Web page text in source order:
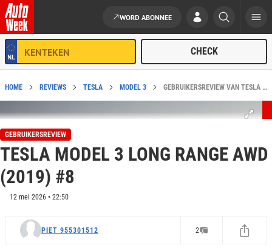
Ga naar de inhoud
WORD ABONNEE
HOME REVIEWS TESLA MODEL 3 GEBRUIKERSREVIEW VAN TESLA MODEL 3 LONG RANGE AWD (2019) #8
GEBRUIKERSREVIEW
TESLA MODEL 3 LONG RANGE AWD
(2019) #8
12 mei 2026 • 22:50
PIET 955301512 2